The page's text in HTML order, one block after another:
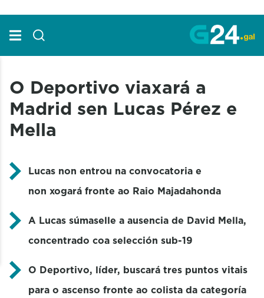
O Deportivo viaxará a
Madrid sen Lucas Pérez e
Mella
Lucas non entrou na convocatoria e
non xogará fronte ao Raio Majadahonda
A Lucas súmaselle a ausencia de David Mella,
concentrado coa selección sub-19
O Deportivo, líder, buscará tres puntos vitais
para o ascenso fronte ao colista da categoría